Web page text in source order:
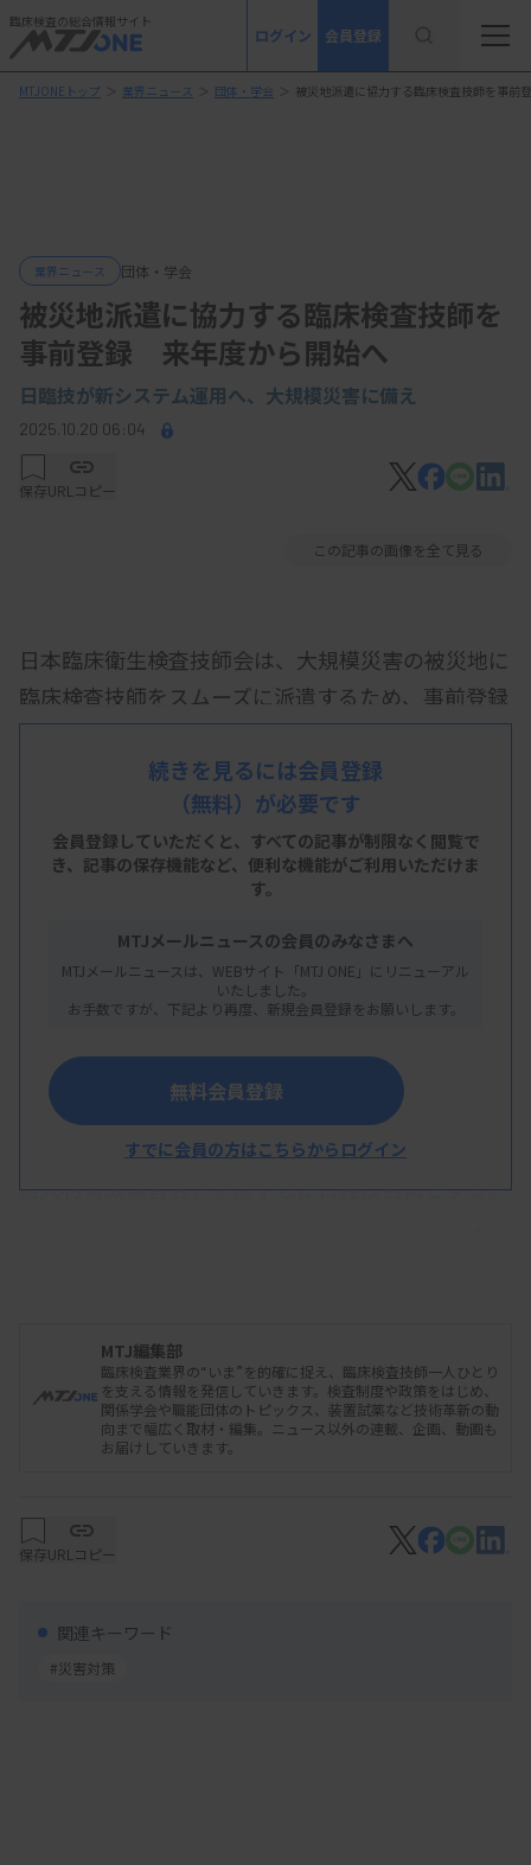
臨床検査の総合情報サイト
ログイン 会員登録
MTJONEトップ ＞ 業界ニュース ＞ 団体・学会 ＞ 被災地派遣に協力する臨床検査技師を事
業界ニュース 団体・学会
被災地派遣に協力する臨床検査技師を
事前登録 来年度から開始へ
日臨技が新システム運用へ、大規模災害に備え
2025.10.20 06:04
保存URLコピー
この記事の画像を全て見る
日本臨床衛生検査技師会は、大規模災害の被災地に
臨床検査技師をスムーズに派遣するため、事前登録
制度を新設する。派遣協力の意思のある会員を事前
に登録し、日臨技からの募集連絡に手挙げ方式で参
加する運用を想定している。熊本地震や能登半島地
震など過去の大規模災害では、派遣希望者の募集か
ら調整、選定までに時間と労力を要したことから、
年4月1日から登録を受け付ける予定だ。
日臨技の会員専用サイト内に新システムを構築し、
る。登録情報は氏名や所属、連絡先、技能などで、
所属する都道府県技師会とも共有する。登録条件
は、オンデマンド配信している「大規模災害時の支
援人材育成講習会」を修了した日臨技会員とする。
日臨技が確認した上で派遣を依頼する流れだ。事前
登録した情報を活用すれば、所属施設への依頼状の
提出や損害保険の登録手続きなどがスムーズになる
ことから緊急時対応の迅速化が期待できる。また、
派遣協力者が加入する災害派遣者保険も見直す。現
更に対応できなかった。新たに加入する「災害支援
活動保険」は死亡や後遺障害リスクが低い日臨技会
続きを見るには会員登録
（無料）が必要です
会員登録していただくと、すべての記事が制限なく閲覧で
き、 記事の保存機能など、便利な機能がご利用いただけま
す。
MTJメールニュースの会員のみなさまへ
MTJメールニュースは、WEBサイト「MTJ ONE」にリニューアル
いたしました。
お手数ですが、下記より再度、新規会員登録をお願いします。
無料会員登録
すでに会員の方はこちらからログイン
MTJ編集部
臨床検査業界の“いま”を的確に捉え、臨床検査技師一人ひとり
を支える情報を発信していきます。検査制度や政策をはじめ、
関係学会や職能団体のトピックス、装置試薬など技術革新の動
向まで幅広く取材・編集。ニュース以外の連載、企画、動画も
お届けしていきます。
保存URLコピー
関連キーワード
#災害対策